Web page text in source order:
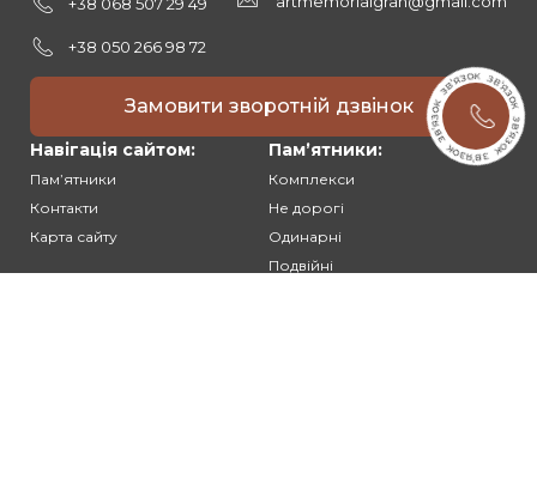
+38 050 266 98 72
Замовити зворотній дзвінок
Навігація сайтом:
Памʼятники
Контакти
Карта сайту
Памʼятники:
Комплекси
Не дорогі
Одинарні
Подвійні